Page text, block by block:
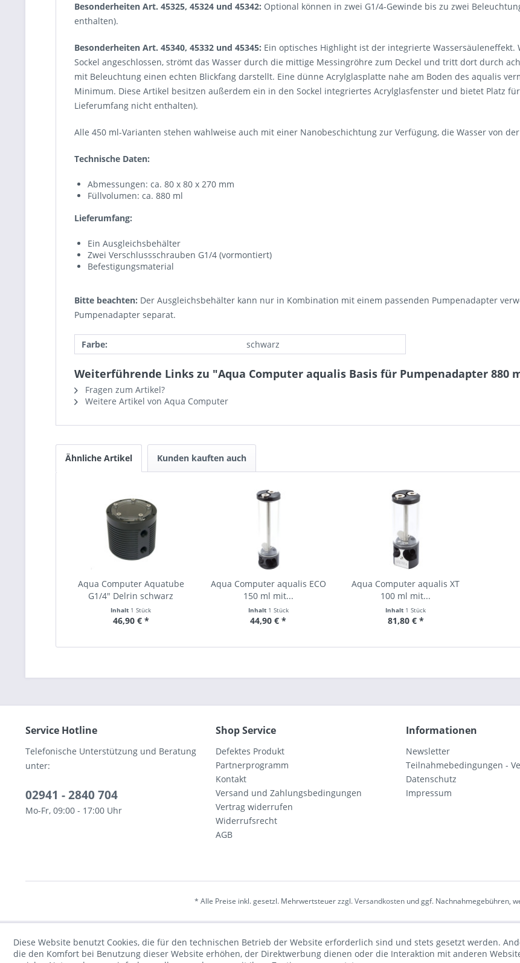
Besonderheiten Art. 45325, 45324 und 45342: Optional können in zwei G1/4-Gewinde bis zu zwei
enthalten).
Besonderheiten Art. 45340, 45332 und 45345: Ein optisches Highlight ist der integrierte
Sockel angeschlossen, strömt das Wasser durch die mittige Messingröhre zum Deckel und tritt dort durch
mit Beleuchtung einen echten Blickfang darstellt. Eine dünne Acrylglasplatte nahe am Boden des aqualis
Minimum. Diese Artikel besitzen außerdem ein in den Sockel integriertes Acrylglasfenster und bietet Platz
Lieferumfang nicht enthalten).
Alle 450 ml-Varianten stehen wahlweise auch mit einer Nanobeschichtung zur Verfügung, die Wasser von
Technische Daten:
Abmessungen: ca. 80 x 80 x 270 mm
Füllvolumen: ca. 880 ml
Lieferumfang:
Ein Ausgleichsbehälter
Zwei Verschlussschrauben G1/4 (vormontiert)
Befestigungsmaterial
Bitte beachten: Der Ausgleichsbehälter kann nur in Kombination mit einem passenden Pumpenadapter
Pumpenadapter separat.
Farbe: schwarz
Weiterführende Links zu "Aqua Computer aqualis Basis für Pumpenadapter 880
Fragen zum Artikel?
Weitere Artikel von Aqua Computer
Ähnliche Artikel Kunden kauften auch
Aqua Computer Aquatube
G1/4" Delrin schwarz
Inhalt 1 Stück
46,90 € *
Aqua Computer aqualis ECO
150 ml mit...
Inhalt 1 Stück
44,90 € *
Aqua Computer aqualis XT
100 ml mit...
Inhalt 1 Stück
81,80 € *
Service Hotline
Telefonische Unterstützung und Beratung
unter:
02941 - 2840 704
Mo-Fr, 09:00 - 17:00 Uhr
Shop Service
Defektes Produkt
Partnerprogramm
Kontakt
Versand und Zahlungsbedingungen
Vertrag widerrufen
Widerrufsrecht
AGB
Informationen
Newsletter
Teilnahmebedingungen -
Datenschutz
Impressum
* Alle Preise inkl. gesetzl. Mehrwertsteuer zzgl.Versandkostenund ggf. Nachnahmegebühren,
Diese Website benutzt Cookies, die für den technischen Betrieb der Website erforderlich sind und stets gesetzt werden.
die den Komfort bei Benutzung dieser Website erhöhen, der Direktwerbung dienen oder die Interaktion mit anderen